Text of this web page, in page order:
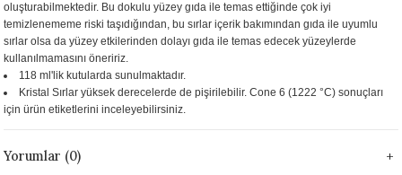
°C
1046 °C
- 1046 °C
oluşturabilmektedir. Bu dokulu yüzey gıda ile temas ettiğinde çok iyi
temizlenememe riski taşıdığından, bu sırlar içerik bakımından gıda ile uyumlu
sırlar olsa da yüzey etkilerinden dolayı gıda ile temas edecek yüzeylerde
kullanılmamasını öneririz.
118 ml'lik kutularda sunulmaktadır.
Kristal Sırlar yüksek derecelerde de pişirilebilir. Cone 6 (1222 °C) sonuçları
için ürün etiketlerini inceleyebilirsiniz.
Yorumlar (0)